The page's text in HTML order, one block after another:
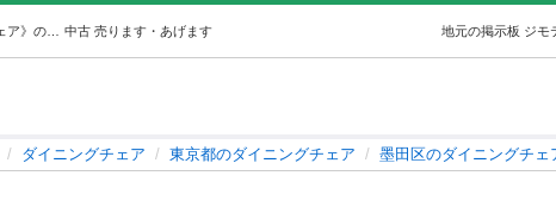
中古 売ります・あげます 地元の掲示板 ジモ
ダイニングチェア 東京都のダイニングチェア 墨田区のダイニングチェ